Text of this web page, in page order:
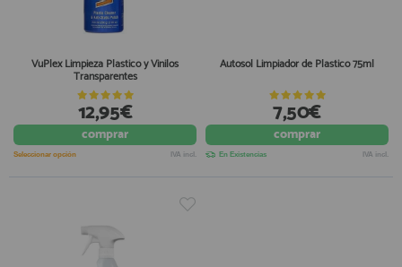
VuPlex Limpieza Plastico y Vinilos
Transparentes
12,95€
comprar
Seleccionar opción IVA incl.
Autosol Limpiador de Plastico 75ml
7,50€
comprar
En Existencias IVA incl.